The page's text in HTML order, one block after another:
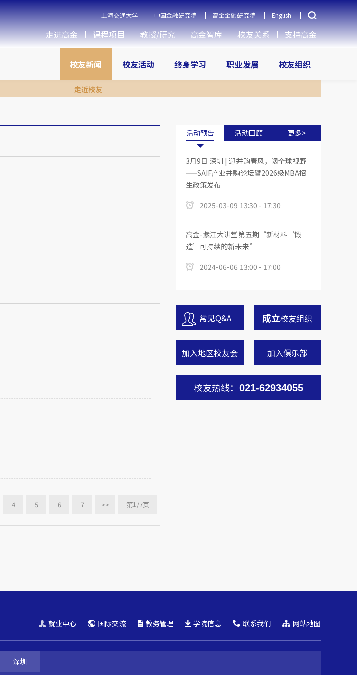
上海交通大学 中国金融研究院 高金金融研究院 English
走进高金 课程项目 教授/研究 高金智库 校友关系 支持高金
校友新闻
走近校友
校友活动 终身学习 职业发展 校友组织
4 5 6 7 >> 第1/7页
活动预告 活动回顾 更多>
3月9日 深圳 | 迎并购春风，阔全球视野
——SAIF产业并购论坛暨2026级MBA招
生政策发布
2025-03-09 13:30 - 17:30
高金-紫江大讲堂第五期“新材料‘锻
造’可持续的新未来”
2024-06-06 13:00 - 17:00
常见Q&A 成立校友组织
加入地区校友会 加入俱乐部
校友热线： 021-62934055
就业中心 国际交流 教务管理 学院信息 联系我们 网站地图
深圳